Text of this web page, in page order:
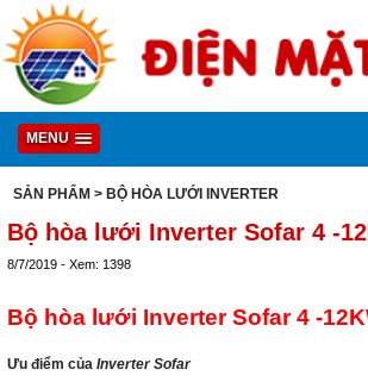
MENU
SẢN PHẨM > BỘ HÒA LƯỚI INVERTER
Bộ hòa lưới Inverter Sofar 4 -
8/7/2019 - Xem: 1398
Bộ hòa lưới Inverter Sofar 4 -
Ưu điểm của Inverter Sofar